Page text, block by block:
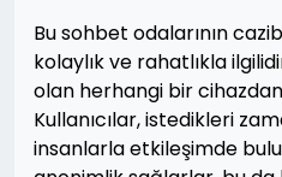
Bu sohbet odalarının
kolaylık ve rahatlıkla
olan herhangi bir
Kullanıcılar, istedikleri
insanlarla etkileşimde